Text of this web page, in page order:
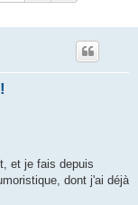
et je fais depuis
dont j'ai déjà